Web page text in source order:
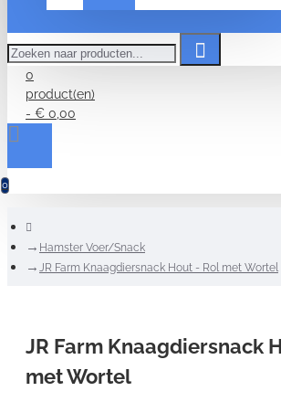
naar
producten...
0
product(en)
- € 0,00
0
Hamster Voer/Snack
JR Farm Knaagdiersnack Hout - Rol met Wortel
JR Farm Knaagdiersnack
met Wortel